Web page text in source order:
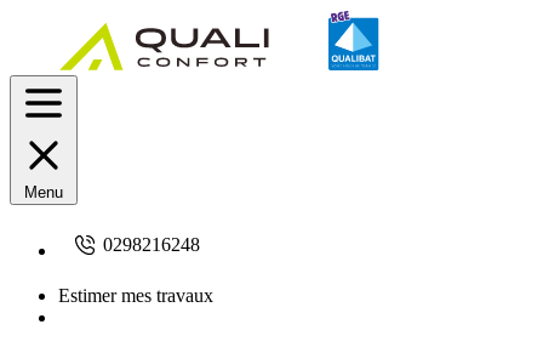
Menu
0298216248
Estimer mes travaux